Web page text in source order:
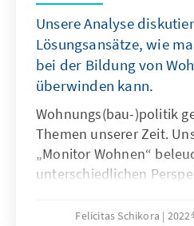
Unsere Analyse
Lösungsansätze, wie
bei der Bildung von
überwinden kann.
Wohnungs(bau-)politik
Themen unserer Zeit.
„Monitor Wohnen“
unterschiedlichen
Wohnungsbau mithilfe
Felicitas Schikora 2022